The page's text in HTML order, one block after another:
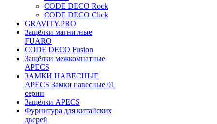
CODE DECO Rock
CODE DECO Click
GRAVITY.PRO
Защёлки магнитные
FUARO
CODE DECO Fusion
Защёлки межкомнатные
APECS
ЗАМКИ НАВЕСНЫЕ
APECS Замки навесные 01
серии
Защёлки APECS
Фурнитура для китайских
дверей